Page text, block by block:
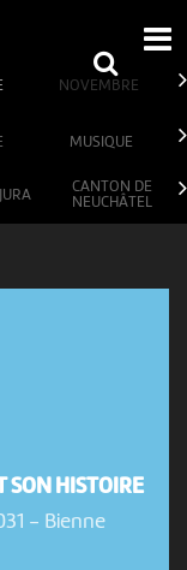
NOVEMBRE
MUSIQUE
CANTON DE
NEUCHÂTEL
SON HISTOIRE
- Bienne